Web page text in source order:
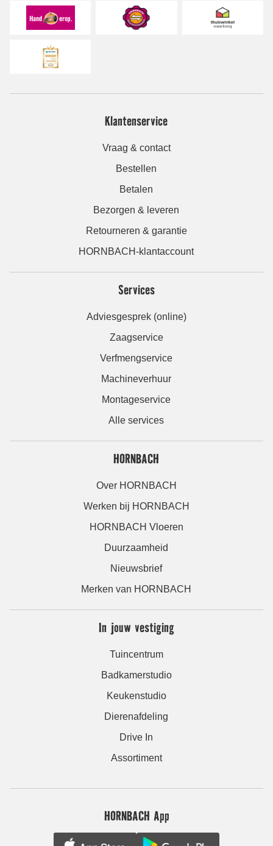
Klantenservice
Vraag & contact
Bestellen
Betalen
Bezorgen & leveren
Retourneren & garantie
HORNBACH-klantaccount
Services
Adviesgesprek (online)
Zaagservice
Verfmengservice
Machineverhuur
Montageservice
Alle services
HORNBACH
Over HORNBACH
Werken bij HORNBACH
HORNBACH Vloeren
Duurzaamheid
Nieuwsbrief
Merken van HORNBACH
In jouw vestiging
Tuincentrum
Badkamerstudio
Keukenstudio
Dierenafdeling
Drive In
Assortiment
HORNBACH App